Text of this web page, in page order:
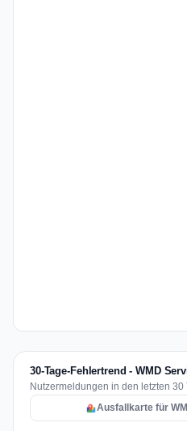
30-Tage-Fehlertrend - WMD
Nutzermeldungen in den letzten 30
Ausfallkarte für